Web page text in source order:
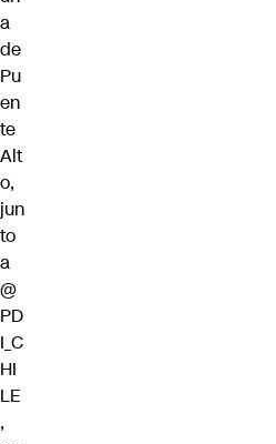
a
de
Pu
en
te
Alt
o,
jun
to
a
@
PD
I_C
HI
LE
,